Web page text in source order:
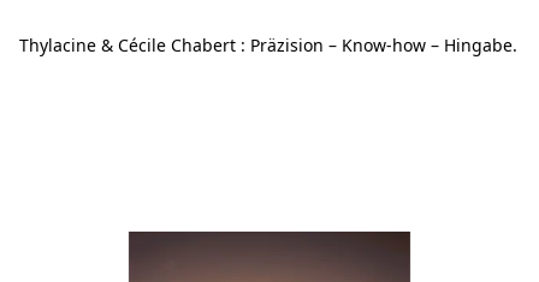
Thylacine & Cécile Chabert : Präzision – Know-how – Hingabe.